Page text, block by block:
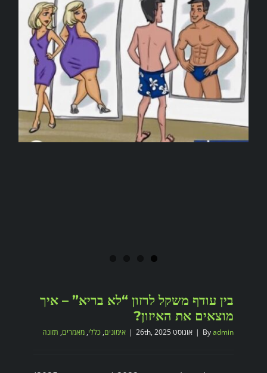
בין עודף משקל לרזון “לא בריא” – איך
מוצאים את האיזון?
Byadmin
| אוגוסט 26th, 2025 | אימונים, כללי, מאמרים, תזונה